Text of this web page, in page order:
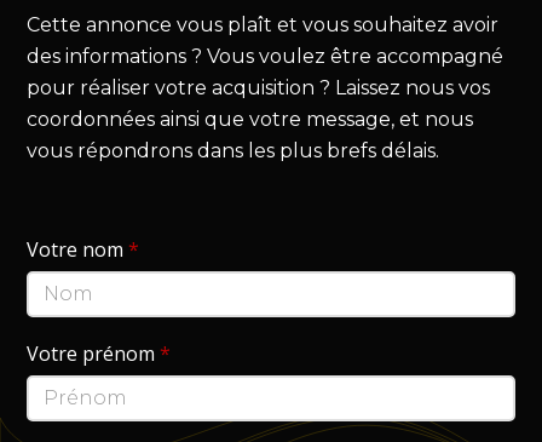
Cette annonce vous plaît et vous souhaitez avoir
des informations ? Vous voulez être accompagné
pour réaliser votre acquisition ? Laissez nous vos
coordonnées ainsi que votre message, et nous
vous répondrons dans les plus brefs délais.
Votre nom*
Votre prénom*